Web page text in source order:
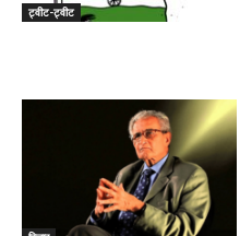
ट्वीट-ट्वीट